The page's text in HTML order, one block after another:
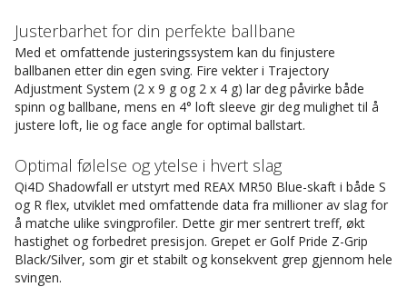
Justerbarhet for din perfekte ballbane
Med et omfattende justeringssystem kan du finjustere
ballbanen etter din egen sving. Fire vekter i Trajectory
Adjustment System (2 x 9 g og 2 x 4 g) lar deg påvirke både
spinn og ballbane, mens en 4° loft sleeve gir deg mulighet til å
justere loft, lie og face angle for optimal ballstart.
Optimal følelse og ytelse i hvert slag
Qi4D Shadowfall er utstyrt med REAX MR50 Blue-skaft i både S
og R flex, utviklet med omfattende data fra millioner av slag for
å matche ulike svingprofiler. Dette gir mer sentrert treff, økt
hastighet og forbedret presisjon. Grepet er Golf Pride Z-Grip
Black/Silver, som gir et stabilt og konsekvent grep gjennom hele
svingen.